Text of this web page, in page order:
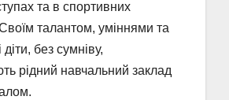
та в спортивних
талантом, уміннями та
без сумніву,
рідний навчальний заклад